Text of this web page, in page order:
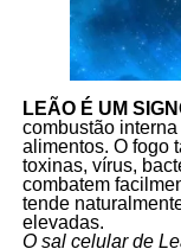
LEÃO É UM
combustão
alimentos. O fogo
toxinas, vírus,
combatem
tende
elevadas.
O sal celular de